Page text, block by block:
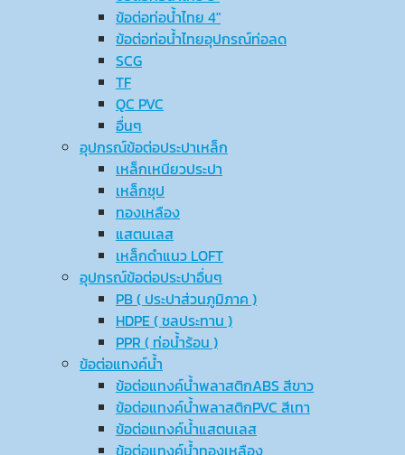
ข้อต่อท่อน้ำไทย 4″
ข้อต่อท่อน้ำไทยอุปกรณ์ท่อลด
SCG
TF
QC PVC
อื่นๆ
อุปกรณ์ข้อต่อประปาเหล็ก
เหล็กเหนียวประปา
เหล็กชุป
ทองเหลือง
แสตนเลส
เหล็กดำแนว LOFT
อุปกรณ์ข้อต่อประปาอื่นๆ
PB ( ประปาส่วนภูมิภาค )
HDPE ( ชลประทาน )
PPR ( ท่อน้ำร้อน )
ข้อต่อแทงค์น้ำ
ข้อต่อแทงค์น้ำพลาสติกABS สีขาว
ข้อต่อแทงค์น้ำพลาสติกPVC สีเทา
ข้อต่อแทงค์น้ำแสตนเลส
ข้อต่อแทงค์น้ำทองเหลือง